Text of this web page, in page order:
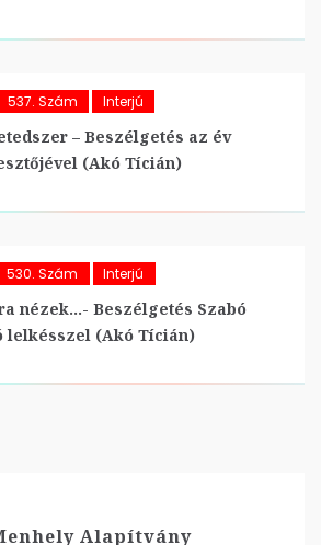
537. Szám Interjú
– Beszélgetés az év
(Akó Tícián)
530. Szám Interjú
nézek…- Beszélgetés Szabó
lelkésszel (Akó Tícián)
Alapítvány